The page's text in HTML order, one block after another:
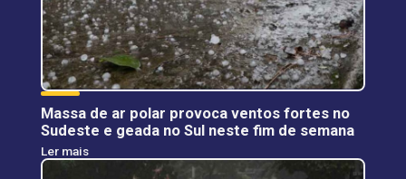
Massa de ar polar provoca ventos fortes no
Sudeste e geada no Sul neste fim de semana
Ler mais